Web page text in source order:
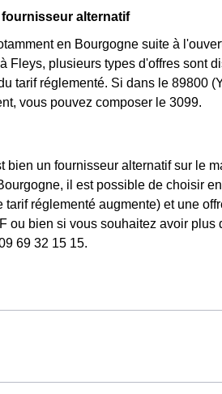
alternatif
en Bourgogne suite à
Fleys, plusieurs types d'offres sont
tarif réglementé. Si dans le 89800
vous pouvez composer le 3099.
un fournisseur alternatif sur le
il est possible de choisir
réglementé augmente) et une
ou bien si vous souhaitez avoir plus
69 32 15 15.